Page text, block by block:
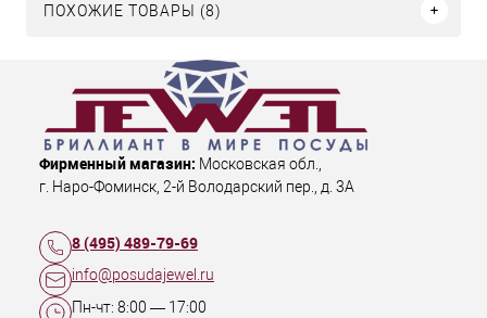
ПОХОЖИЕ ТОВАРЫ (8)
Фирменный магазин: Московская обл.,
г. Наро-Фоминск, 2-й Володарский пер., д. 3А
8 (495) 489-79-69
info@posudajewel.ru
Пн-чт: 8:00 — 17:00